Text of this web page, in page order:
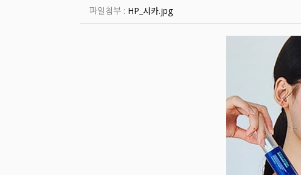
파일첨부 : HP_시카.jpg